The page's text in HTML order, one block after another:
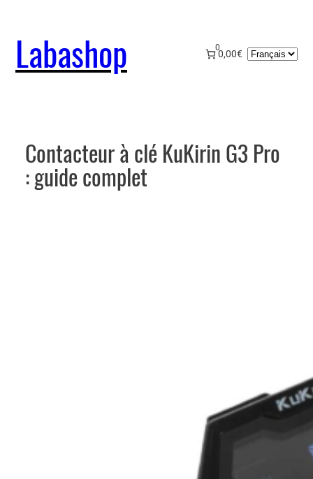
contenu
Labashop 0
0,00€
Choisir
Contacteur à clé KuKirin G3 Pro
: guide complet